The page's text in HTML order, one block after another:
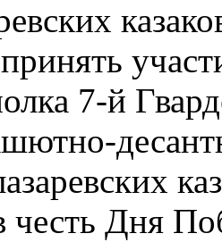
7-й
честь Дня